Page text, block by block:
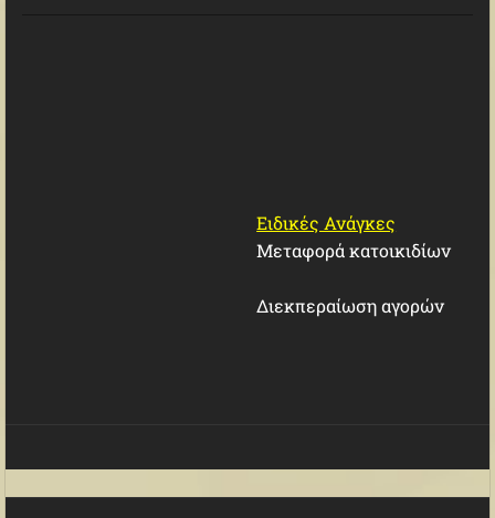
Ειδικές Ανάγκες
Μεταφορά κατοικιδίων
Διεκπεραίωση αγορών